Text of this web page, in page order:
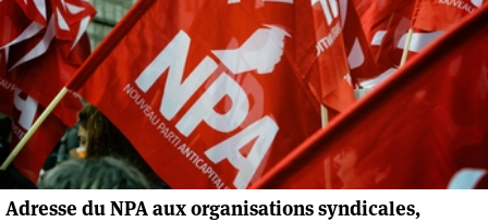
Adresse du NPA aux organisations syndicales,